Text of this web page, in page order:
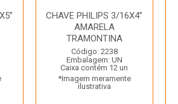
CHAVE PHILIPS 3/16X4”
AMARELA
TRAMONTINA
Código: 2238
Embalagem: UN
Caixa contém 12 un
*Imagem meramente
ilustrativa